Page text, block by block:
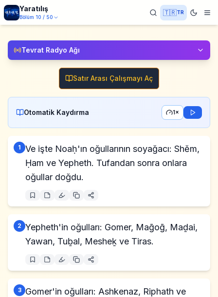
Yaratılış
Bölüm 10 / 50
🇹🇷TR
Tevrat Radyo Ağı
Satır Arası Çalışmayı Aç
Otomatik Kaydırma 1×
1
Ve işte Noaḥ'ın oğullarının soyağacı: Shĕm,
Ḥam ve Yepheth. Tufandan sonra onlara
oğullar doğdu.
2 Yepheth'in oğulları: Gomer, Maḡoḡ, Maḏai,
Yawan, Tuḇal, Mesheḵ ve Tiras.
3
Gomer'in oğulları: Ashkenaz, Riphath ve